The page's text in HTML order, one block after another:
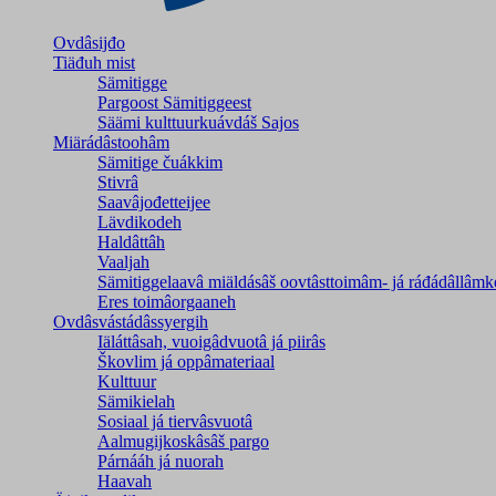
Ovdâsijđo
Tiäđuh mist
Sämitigge
Pargoost Sämitiggeest
Säämi kulttuurkuávdáš Sajos
Miärádâstoohâm
Sämitige čuákkim
Stivrâ
Saavâjođetteijee
Lävdikodeh
Haldâttâh
Vaaljah
Sämitiggelaavâ miäldásâš oovtâsttoimâm- já
Eres toimâorgaaneh
Ovdâsvástádâssyergih
Iäláttâsah, vuoigâdvuotâ já piirâs
Škovlim já oppâmateriaal
Kulttuur
Sämikielah
Sosiaal já tiervâsvuotâ
Aalmugijkoskâsâš pargo
Párnááh já nuorah
Haavah